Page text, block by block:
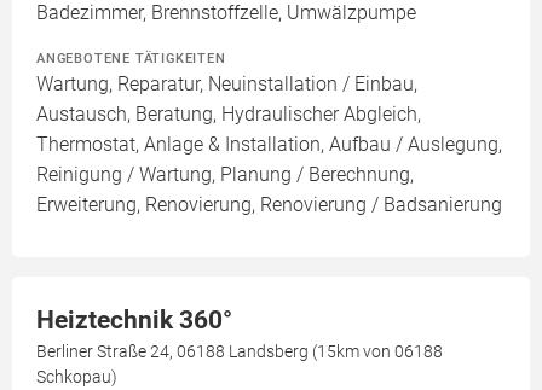
Badezimmer, Brennstoffzelle, Umwälzpumpe
ANGEBOTENE TÄTIGKEITEN
Wartung, Reparatur, Neuinstallation / Einbau,
Austausch, Beratung, Hydraulischer Abgleich,
Thermostat, Anlage & Installation, Aufbau / Auslegung,
Reinigung / Wartung, Planung / Berechnung,
Erweiterung, Renovierung, Renovierung / Badsanierung
Heiztechnik 360°
Berliner Straße 24, 06188 Landsberg (15km von 06188
Schkopau)